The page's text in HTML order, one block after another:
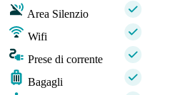
Area Silenzio
Wifi
Prese di corrente
Bagagli